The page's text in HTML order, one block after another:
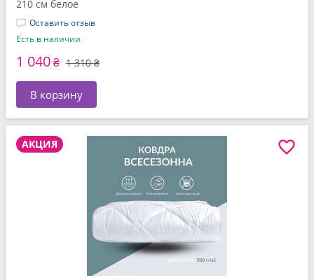
210 см белое
Оставить отзыв
Есть в наличии
1 040₴ 1 310 ₴
В корзину
АКЦИЯ